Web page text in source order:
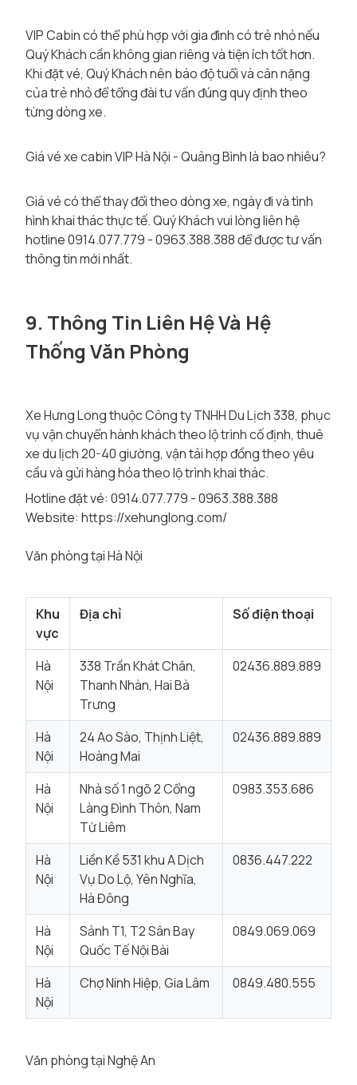
VIP Cabin có thể phù hợp với gia đình có trẻ nhỏ nếu
Quý Khách cần không gian riêng và tiện ích tốt hơn.
Khi đặt vé, Quý Khách nên báo độ tuổi và cân nặng
của trẻ nhỏ để tổng đài tư vấn đúng quy định theo
từng dòng xe.
Giá vé xe cabin VIP Hà Nội - Quảng Bình là bao nhiêu?
Giá vé có thể thay đổi theo dòng xe, ngày đi và tình
hình khai thác thực tế. Quý Khách vui lòng liên hệ
hotline 0914.077.779 - 0963.388.388 để được tư vấn
thông tin mới nhất.
9. Thông Tin Liên Hệ Và Hệ
Thống Văn Phòng
Xe Hưng Long thuộc Công ty TNHH Du Lịch 338, phục
vụ vận chuyển hành khách theo lộ trình cố định, thuê
xe du lịch 20-40 giường, vận tải hợp đồng theo yêu
cầu và gửi hàng hóa theo lộ trình khai thác.
Hotline đặt vé: 0914.077.779 - 0963.388.388
Website: https://xehunglong.com/
Văn phòng tại Hà Nội
Khu
vực
Địa chỉ Số điện thoại
Hà
Nội
338 Trần Khát Chân,
Thanh Nhàn, Hai Bà
Trưng
02436.889.889
Hà
Nội
24 Ao Sào, Thịnh Liệt,
Hoàng Mai
02436.889.889
Hà
Nội
Nhà số 1 ngõ 2 Cổng
Làng Đình Thôn, Nam
Từ Liêm
0983.353.686
Hà
Nội
Liền Kề 531 khu A Dịch
Vụ Do Lộ, Yên Nghĩa,
Hà Đông
0836.447.222
Hà
Nội
Sảnh T1, T2 Sân Bay
Quốc Tế Nội Bài
0849.069.069
Hà
Nội
Chợ Ninh Hiệp, Gia Lâm 0849.480.555
Văn phòng tại Nghệ An